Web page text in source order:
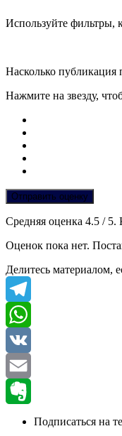
Используйте фильтры,
Насколько публикация
Нажмите на звезду,
Отправить оценку
Средняя оценка 4.5 / 5.
Оценок пока нет.
Делитесь материалом,
Telegram
WhatsApp
VK
Email
EvernoteПодписаться на